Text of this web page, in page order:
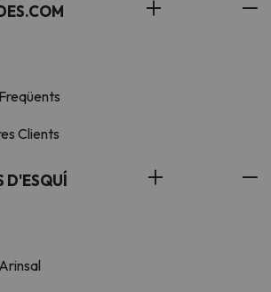
Clients
D'ESQUÍ